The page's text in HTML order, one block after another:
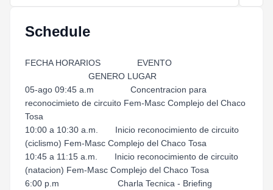
Schedule
FECHA HORARIOS EVENTO
GENERO LUGAR
05-ago 09:45 a.m Concentracion para
reconocimieto de circuito Fem-Masc Complejo del Chaco
Tosa
10:00 a 10:30 a.m. Inicio reconocimiento de circuito
(ciclismo) Fem-Masc Complejo del Chaco Tosa
10:45 a 11:15 a.m. Inicio reconocimiento de circuito
(natacion) Fem-Masc Complejo del Chaco Tosa
6:00 p.m Charla Tecnica - Briefing